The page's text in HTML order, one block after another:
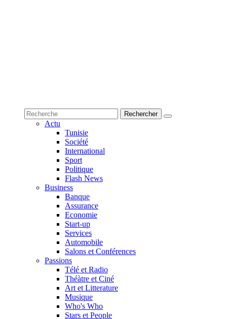
Actu
Tunisie
Société
International
Sport
Politique
Flash News
Business
Banque
Assurance
Economie
Start-up
Services
Automobile
Salons et Conférences
Passions
Télé et Radio
Théàtre et Ciné
Art et Litterature
Musique
Who's Who
Stars et People